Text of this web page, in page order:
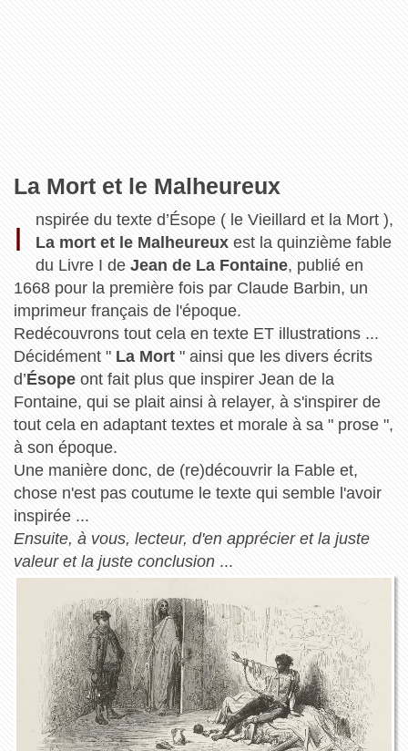
La Mort et le Malheureux
I
nspirée du texte d’Ésope ( le Vieillard et la Mort ),
La mort et le Malheureux est la quinzième fable
du Livre I deJean de La Fontaine, publié en
1668 pour la première fois par Claude Barbin, un
imprimeur français de l'époque.
Redécouvrons tout cela en texte ET illustrations ...
Décidément " La Mort" ainsi que les divers écrits
d’Ésopeont fait plus que inspirer Jean de la
Fontaine, qui se plait ainsi à relayer, à s'inspirer de
tout cela en adaptant textes et morale à sa " prose ",
à son époque.
Une manière donc, de (re)découvrir la Fable et,
chose n'est pas coutume le texte qui semble l'avoir
inspirée ...
Ensuite, à vous, lecteur, d'en apprécier et la juste
valeur et la juste conclusion...